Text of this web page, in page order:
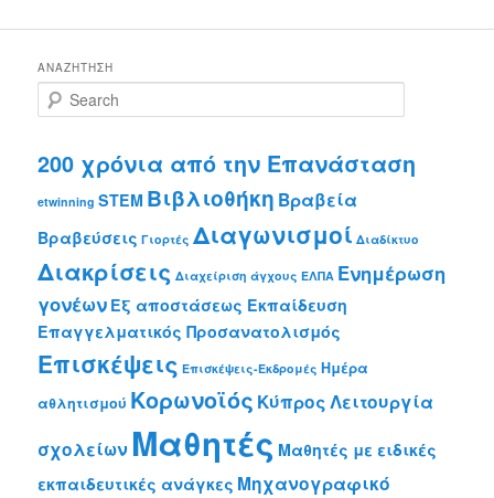
ΑΝΑΖΉΤΗΣΗ
e
r
c
h
200 χρόνια από την Επανάσταση
etwinning STEM Βιβλιοθήκη Βραβεία
Βραβεύσεις Γιορτές Διαγωνισμοί Διαδίκτυο
Διακρίσεις Διαχείριση άγχους ΕΛΠΑ Ενημέρωση
γονέων Εξ αποστάσεως Εκπαίδευση
Επαγγελματικός Προσανατολισμός
Επισκέψεις Επισκέψεις-Εκδρομές Ημέρα
αθλητισμού Κορωνοϊός ΚύπροςΛειτουργία
σχολείων Μαθητές Μαθητές με ειδικές
εκπαιδευτικές ανάγκες Μηχανογραφικό